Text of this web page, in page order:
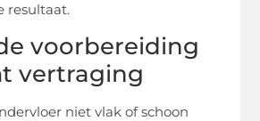
resultaat.
voorbereiding
vertraging
niet vlak of schoon